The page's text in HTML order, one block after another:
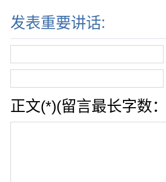
发表重要讲话:
正文(*)(留言最长字数